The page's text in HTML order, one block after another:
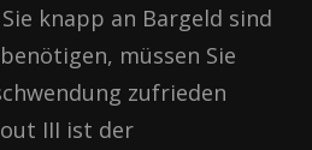
knapp an Bargeld sind
müssen Sie
zufrieden
III ist der